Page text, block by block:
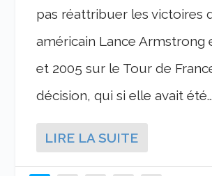
pas réattribuer les victoires
américain Lance Armstrong
et 2005 sur le Tour de
décision, qui si elle avait été...
LIRE LA SUITE